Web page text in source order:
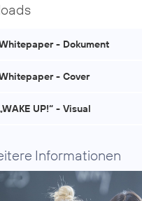
- Dokument
- Cover
UP!“ - Visual
Informationen